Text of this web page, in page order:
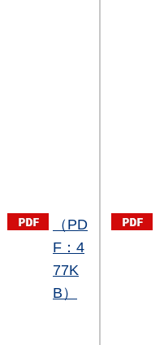
（PD
F：4
77K
B）